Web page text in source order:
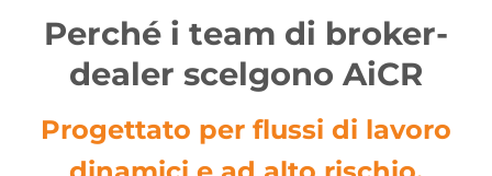
Perché i team di broker-
dealer scelgono AiCR
Progettato per flussi di lavoro